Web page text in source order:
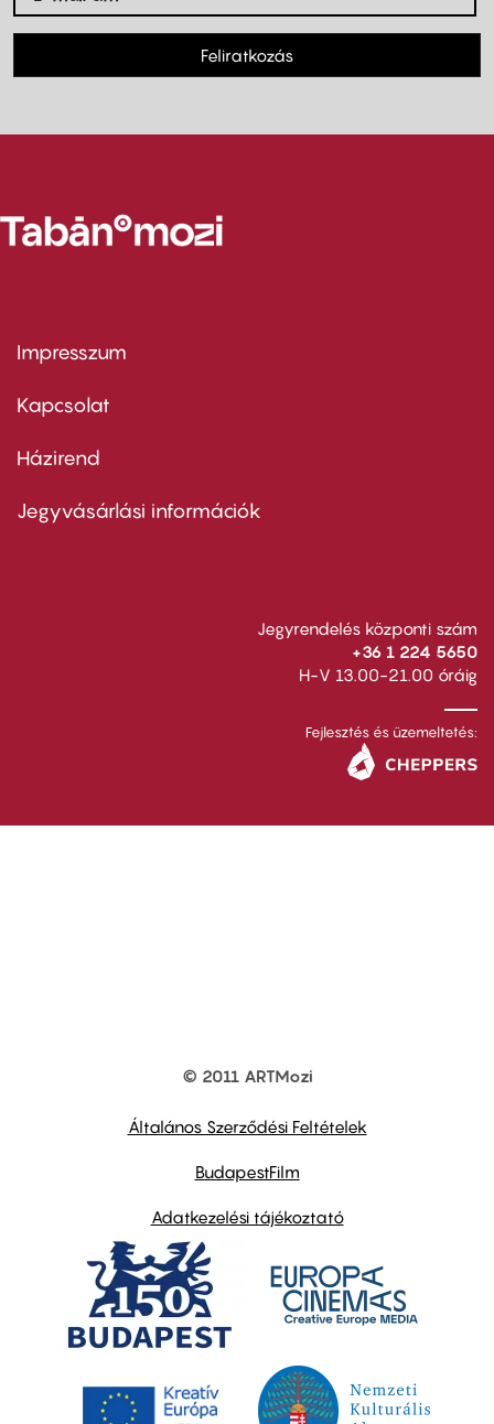
Feliratkozás
Footer
first
Impresszum
Kapcsolat
Footer
second
Házirend
Jegyvásárlási információk
Jegyrendelés központi szám
+36 1 224 5650
H-V 13.00-21.00 óráig
Fejlesztés és üzemeltetés:
© 2011 ARTMozi
Általános Szerződési Feltételek
BudapestFilm
Adatkezelési tájékoztató